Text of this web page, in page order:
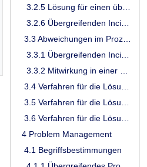
4 Problem Management
4.1 Begriffsbestimmungen